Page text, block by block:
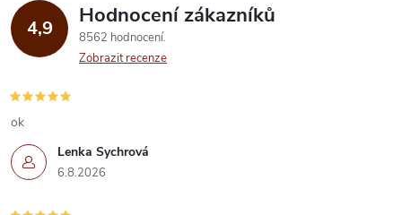
p
r
v
k
y
4,9 Hodnocení zákazníků
8562 hodnocení
Zobrazit recenze
Lenka Sychrová
6.8.2026
ok